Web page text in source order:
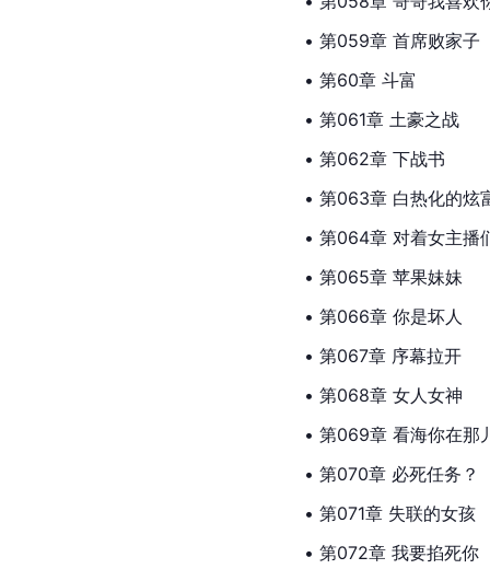
• 第059章 首席败家子
• 第60章 斗富
• 第061章 土豪之战
• 第062章 下战书
• 第063章 白热化的炫
• 第064章 对着女主播
• 第065章 苹果妹妹
• 第066章 你是坏人
• 第067章 序幕拉开
• 第068章 女人女神
• 第069章 看海你在那
• 第070章 必死任务？
• 第071章 失联的女孩
• 第072章 我要掐死你